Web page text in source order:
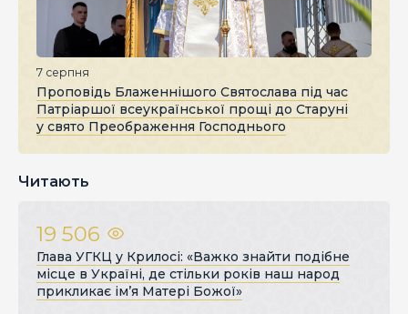
7 серпня
Проповідь Блаженнішого Святослава під час
Патріаршої всеукраїнської прощі до Старуні
у свято Преображення Господнього
Читають
19 506
Глава УГКЦ у Крилосі: «Важко знайти подібне
місце в Україні, де стільки років наш народ
прикликає ім’я Матері Божої»